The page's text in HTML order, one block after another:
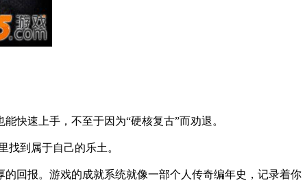
快速上手，不至于因为“硬核复古”而劝退。
找到属于自己的乐土。
回报。游戏的成就系统就像一部个人传奇编年史，记录着你